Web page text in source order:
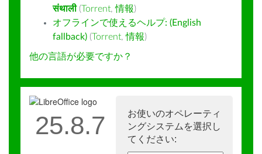
संथाली (Torrent,情報)
オフラインで使えるヘルプ: (English
fallback) (Torrent,情報)
他の言語が必要ですか？
お使いのオペレーティ
ングシステムを選択し
てください:
25.8.7